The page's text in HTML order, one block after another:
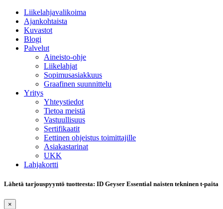
Liikelahjavalikoima
Ajankohtaista
Kuvastot
Blogi
Palvelut
Aineisto-ohje
Liikelahjat
Sopimusasiakkuus
Graafinen suunnittelu
Yritys
Yhteystiedot
Tietoa meistä
Vastuullisuus
Sertifikaatit
Eettinen ohjeistus toimittajille
Asiakastarinat
UKK
Lahjakortti
Lähetä tarjouspyyntö tuotteesta: ID Geyser Essential naisten tekninen t-paita
×